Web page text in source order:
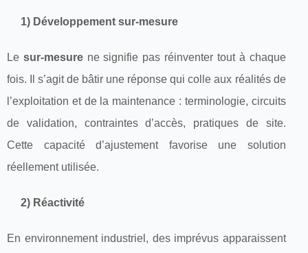
1) Développement sur-mesure
Le sur-mesurene signifie pas réinventer tout à chaque
fois. Il s’agit de bâtir une réponse qui colle aux réalités de
l’exploitation et de la maintenance : terminologie, circuits
de validation, contraintes d’accès, pratiques de site.
Cette capacité d’ajustement favorise une solution
réellement utilisée.
2) Réactivité
En environnement industriel, des imprévus apparaissent